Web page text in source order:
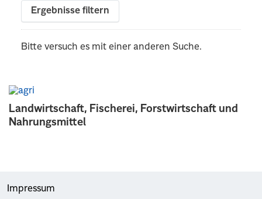
Landwirtschaft, Fischerei, Forstwirtschaft und
Nahrungsmittel
Ergebnisse filtern
Bitte versuch es mit einer anderen Suche.
Impressum